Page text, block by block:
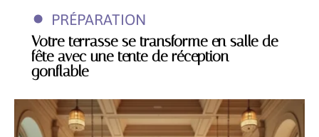
PRÉPARATION
Votre terrasse se transforme en salle de
fête avec une tente de réception
gonflable